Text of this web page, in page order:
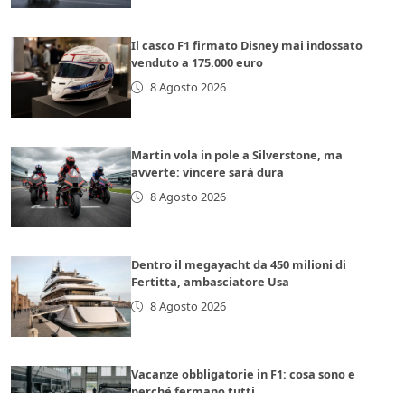
Il casco F1 firmato Disney mai indossato
venduto a 175.000 euro
8 Agosto 2026
Martin vola in pole a Silverstone, ma
avverte: vincere sarà dura
8 Agosto 2026
Dentro il megayacht da 450 milioni di
Fertitta, ambasciatore Usa
8 Agosto 2026
Vacanze obbligatorie in F1: cosa sono e